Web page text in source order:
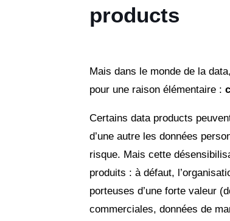
products
Mais dans le monde de la
pour une raison élémentaire :
Certains data products
d’une autre les données
risque. Mais cette
produits : à défaut,
porteuses d’une forte valeur
commerciales, données de